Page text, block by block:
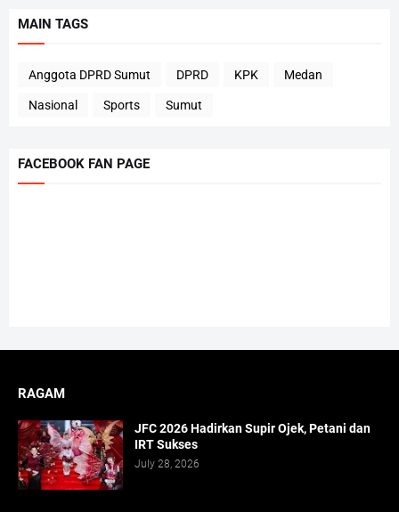
MAIN TAGS
Anggota DPRD Sumut DPRD KPK Medan
Nasional Sports Sumut
FACEBOOK FAN PAGE
RAGAM
JFC 2026 Hadirkan Supir Ojek, Petani dan
IRT Sukses
July 28, 2026